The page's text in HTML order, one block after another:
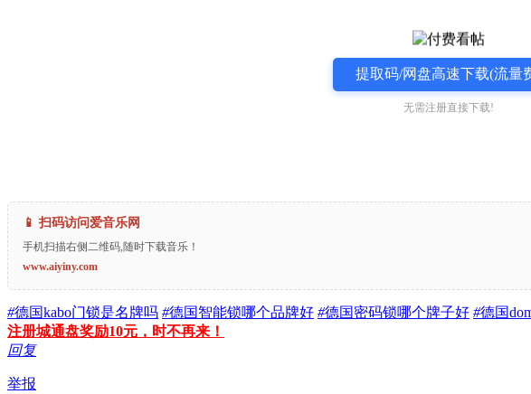
提取码/网盘高速下载(流量
无需注册直接下载!
📱 扫码访问爱音乐网
手机扫描右侧二维码,随时下载音乐！
www.aiyiny.com
#德国kabo门锁是名牌吗 #德国智能锁哪个品牌好 #德国密码锁哪个牌子好 #德国
注册城通盘奖励10元，时不再来！
回复
举报